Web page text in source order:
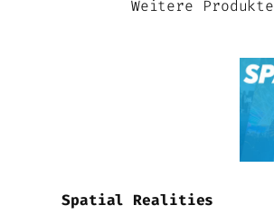
Weitere Produkte
Spatial Realities